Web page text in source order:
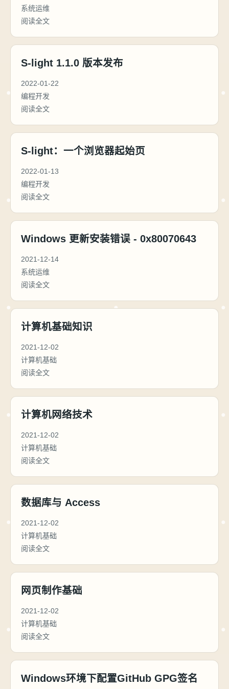
系统运维
阅读全文
S-light 1.1.0 版本发布
2022-01-22
编程开发
阅读全文
S-light：一个浏览器起始页
2022-01-13
编程开发
阅读全文
Windows 更新安装错误 - 0x80070643
2021-12-14
系统运维
阅读全文
计算机基础知识
2021-12-02
计算机基础
阅读全文
计算机网络技术
2021-12-02
计算机基础
阅读全文
数据库与 Access
2021-12-02
计算机基础
阅读全文
网页制作基础
2021-12-02
计算机基础
阅读全文
Windows环境下配置GitHub GPG签名